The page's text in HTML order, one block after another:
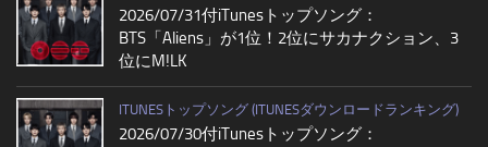
2026/07/31付iTunesトップソング：
BTS「Aliens」が1位！2位にサカナクション、3
位にM!LK
ITUNESトップソング (ITUNESダウンロードランキング)
2026/07/30付iTunesトップソング：